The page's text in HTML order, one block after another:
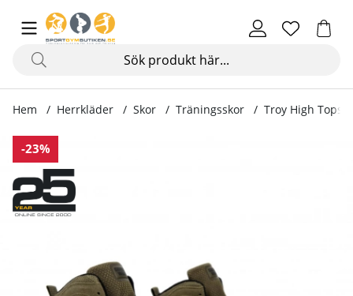
Hem Herrkläder Skor Träningsskor Troy High Tops,
-23%
Produktbilder Troy High Tops, army green